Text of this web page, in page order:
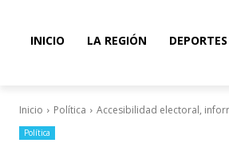
INICIO LA REGIÓN DEPORTES
Inicio Política Accesibilidad electoral,
Política